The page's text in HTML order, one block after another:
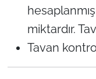
miktardır.
Tavan